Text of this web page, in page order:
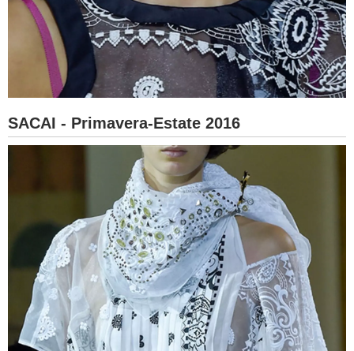
SACAI - Primavera-Estate 2016